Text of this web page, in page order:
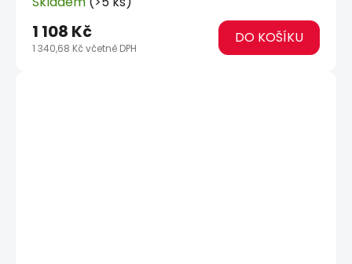
1 340,68 Kč včetně DPH
1 108 Kč DO KOŠÍKU